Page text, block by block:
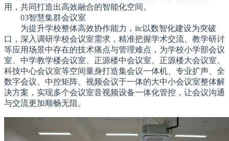
用，共同打造出高效融合的智能化空间。
03智慧集群会议室
为提升学校整体高效协作能力，itc以数智化建设为突破
口，深入调研学校会议室需求，精准把握学术交流、教学研讨
等应用场景中存在的技术痛点与管理难点，为学校小学部会议
室、中学教学楼会议室、正源楼中会议室、正源楼大会议室、
科技中心会议室等空间量身打造集会议一体机、专业扩声、全
数字会议、中控矩阵、视频会议于一体的大中小会议室整体解
决方案，实现多个会议室音视频设备一体化管控，让会议沟通
与交流更加顺畅无阻。